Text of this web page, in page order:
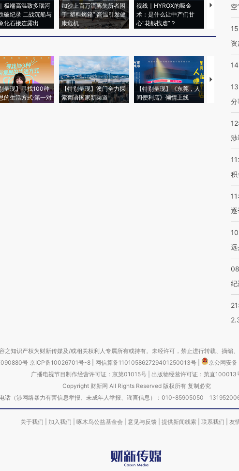
极端高温致多瑙河
破纪录 二战沉船与
化石接连露出
加沙上百万流离失所者困
于“塑料烤箱” 高温引发健
康危机
视线｜HYROX的吸金
术：是什么让中产们甘
心“花钱找虐”？
马航飞行
呈现】寻找100种
的生活方式·第一对
【特别呈现】澳门全力探
索葡语国家新渠道
【特别呈现】《东莞，人
间便利店》倾情上线
【推广】
会，让数
空
分
涉
逐
远
纪
之知识产权为财新传媒及/或相关权利人专属所有或持有。未经许可，禁止进行转载、摘编
090880号 京ICP备10026701号-8 网信算备110105862729401250013号
京公网安
广播电视节目制作经营许可证：京第01015号| 出版物经营许可证：第直100013
Copyright 财新网 All Rights Reserved 版权所有 复制必究
话（涉网络暴力有害信息举报、未成年人举报、谣言信息）：010-85905050
关于我们 加入我们 啄木鸟公益基金会 意见与反馈 提供新闻线索 联系我们 友